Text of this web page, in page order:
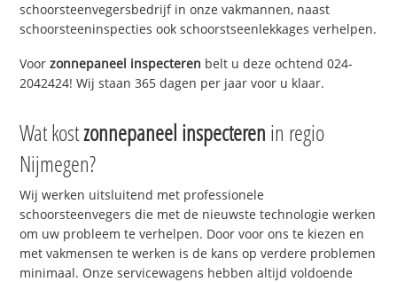
schoorsteenvegersbedrijf in onze vakmannen, naast
schoorsteeninspecties ook schoorstseenlekkages verhelpen.
Voorzonnepaneel inspecteren belt u deze ochtend 024-
2042424! Wij staan 365 dagen per jaar voor u klaar.
Wat kostzonnepaneel inspecteren in regio
Nijmegen?
Wij werken uitsluitend met professionele
schoorsteenvegers die met de nieuwste technologie werken
om uw probleem te verhelpen. Door voor ons te kiezen en
met vakmensen te werken is de kans op verdere problemen
minimaal. Onze servicewagens hebben altijd voldoende